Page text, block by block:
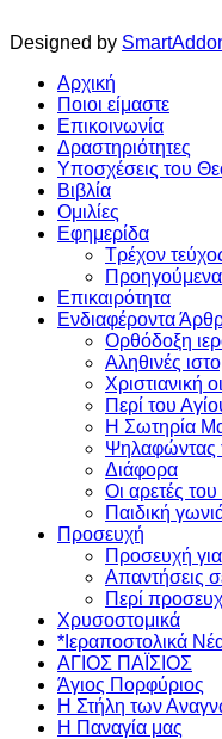
Designed by
Αρχική
Ποιοι είμαστε
Επικοινωνία
Δραστηριότητες
Υποσχέσεις του
Βιβλία
Ομιλίες
Εφημερίδα
Τρέχον
Προηγούμενα
Επικαιρότητα
Ενδιαφέροντα
Ορθόδοξη
Αληθινές
Χριστιανική
Περί του
Η Σωτηρία
Ψηλαφώντας
Διάφορα
Οι αρετές
Παιδική
Προσευχή
Προσευχή
Απαντήσεις
Περί
Χρυσοστομικά
*Ιεραποστολικά
ΑΓΙΟΣ ΠΑΪΣΙΟΣ
Άγιος Πορφύριος
Η Στήλη των
Η Παναγία μας